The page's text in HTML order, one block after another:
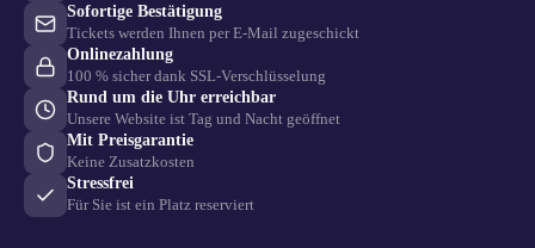
Sofortige Bestätigung
Tickets werden Ihnen per E-Mail zugeschickt
Onlinezahlung
100 % sicher dank SSL-Verschlüsselung
Rund um die Uhr erreichbar
Unsere Website ist Tag und Nacht geöffnet
Mit Preisgarantie
Keine Zusatzkosten
Stressfrei
Für Sie ist ein Platz reserviert